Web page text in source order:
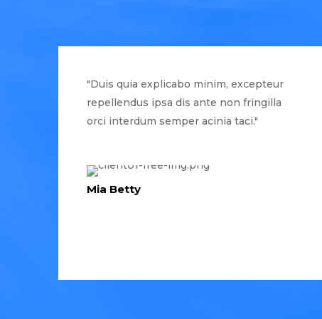
"Duis quia explicabo minim, excepteur
repellendus ipsa dis ante non fringilla
orci interdum semper acinia taci."
Mia Betty